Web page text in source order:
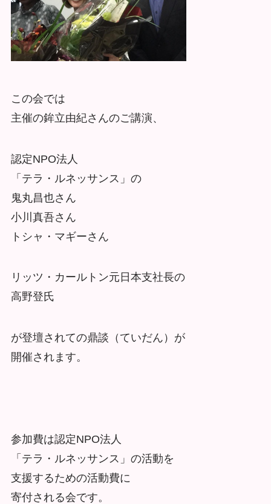
この会では
主催の鉾立由紀さんのご講演、
認定NPO法人
「テラ・ルネッサンス」の
鬼丸昌也さん
小川真吾さん
トシャ・マギーさん
リッツ・カールトン元日本支社長の
高野登氏
が登壇されての鼎談（ていだん）が
開催されます。
参加費は認定NPO法人
「テラ・ルネッサンス」の活動を
支援するための活動費に
寄付される会です。